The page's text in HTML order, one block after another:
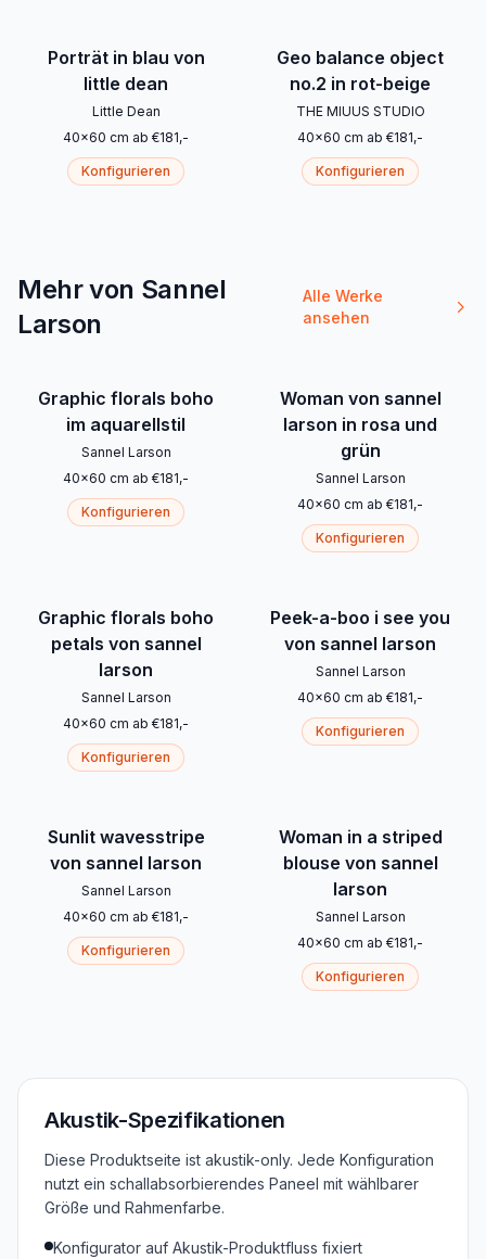
Porträt in blau von
little dean
Little Dean
40x60 cm ab €181,-
Konfigurieren
Geo balance object
no.2 in rot-beige
THE MIUUS STUDIO
40x60 cm ab €181,-
Konfigurieren
Mehr von Sannel
Larson
Alle Werke
ansehen
Graphic florals boho
im aquarellstil
Sannel Larson
40x60 cm ab €181,-
Konfigurieren
Woman von sannel
larson in rosa und
grün
Sannel Larson
40x60 cm ab €181,-
Konfigurieren
Graphic florals boho
petals von sannel
larson
Sannel Larson
40x60 cm ab €181,-
Konfigurieren
Peek-a-boo i see you
von sannel larson
Sannel Larson
40x60 cm ab €181,-
Konfigurieren
Sunlit wavesstripe
von sannel larson
Sannel Larson
40x60 cm ab €181,-
Konfigurieren
Woman in a striped
blouse von sannel
larson
Sannel Larson
40x60 cm ab €181,-
Konfigurieren
Akustik-Spezifikationen
Diese Produktseite ist akustik-only. Jede Konfiguration
nutzt ein schallabsorbierendes Paneel mit wählbarer
Größe und Rahmenfarbe.
Konfigurator auf Akustik-Produktfluss fixiert